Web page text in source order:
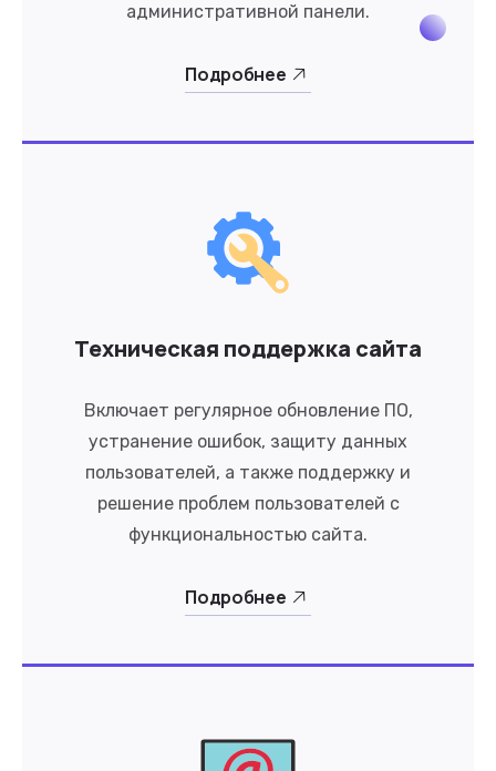
административной панели.
Подробнее
Техническая поддержка сайта
Включает регулярное обновление ПО,
устранение ошибок, защиту данных
пользователей, а также поддержку и
решение проблем пользователей с
функциональностью сайта.
Подробнее